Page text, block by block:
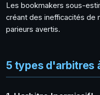
Les bookmakers sous-
créant des inefficacités de
parieurs avertis.
5 types d'arbitres